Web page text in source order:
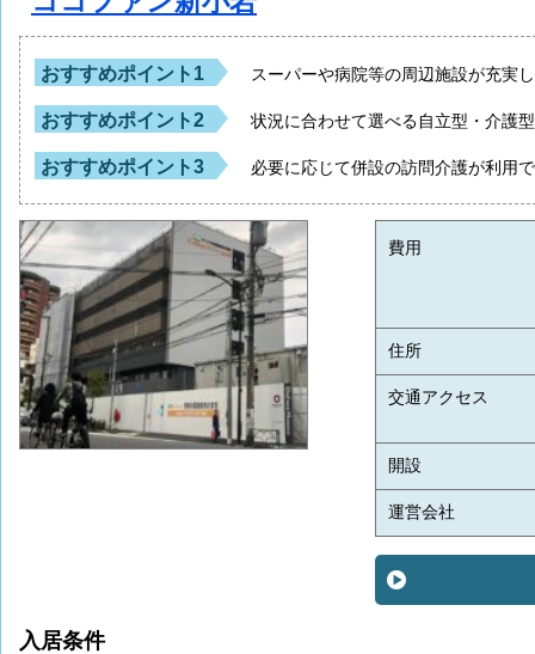
おすすめポイント1 スーパーや病院等の周辺施設が充実
おすすめポイント2 状況に合わせて選べる自立型・介護
おすすめポイント3 必要に応じて併設の訪問介護が利用
費用
住所
交通アクセス
開設
運営会社
入居条件